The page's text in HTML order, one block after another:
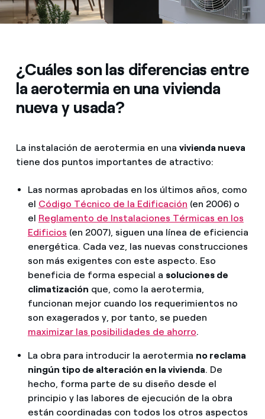
¿Cuáles son las diferencias entre
la aerotermia en una vivienda
nueva y usada?
La instalación de aerotermia en una vivienda nueva
tiene dos puntos importantes de atractivo:
Las normas aprobadas en los últimos años, como
el Código Técnico de la Edificación (en 2006) o
el Reglamento de Instalaciones Térmicas en los
Edificios (en 2007), siguen una línea de eficiencia
energética. Cada vez, las nuevas construcciones
son más exigentes con este aspecto. Eso
beneficia de forma especial a soluciones de
climatización que, como la aerotermia,
funcionan mejor cuando los requerimientos no
son exagerados y, por tanto, se pueden
maximizar las posibilidades de ahorro.
La obra para introducir la aerotermia no reclama
ningún tipo de alteración en la vivienda. De
hecho, forma parte de su diseño desde el
principio y las labores de ejecución de la obra
están coordinadas con todos los otros aspectos